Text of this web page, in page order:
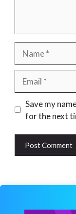
Website
Save my
for the next